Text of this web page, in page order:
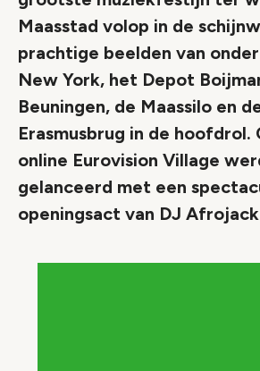
Maasstad volop in de
prachtige beelden van
New York, het Depot
Beuningen, de Maassilo en
Erasmusbrug in de hoofdrol.
online Eurovision Village
gelanceerd met een
openingsact van DJ